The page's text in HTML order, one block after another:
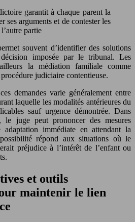
garantit à chaque parent la
ses arguments et de contester les
partie
souvent d’identifier des solutions
imposée par le tribunal. Les
la médiation familiale comme
judiciaire contentieuse.
demandes varie généralement entre
laquelle les modalités antérieures du
sauf urgence démontrée. Dans
le juge peut prononcer des mesures
adaptation immédiate en attendant la
répond aux situations où le
préjudice à l’intérêt de l’enfant ou
et outils
maintenir le lien